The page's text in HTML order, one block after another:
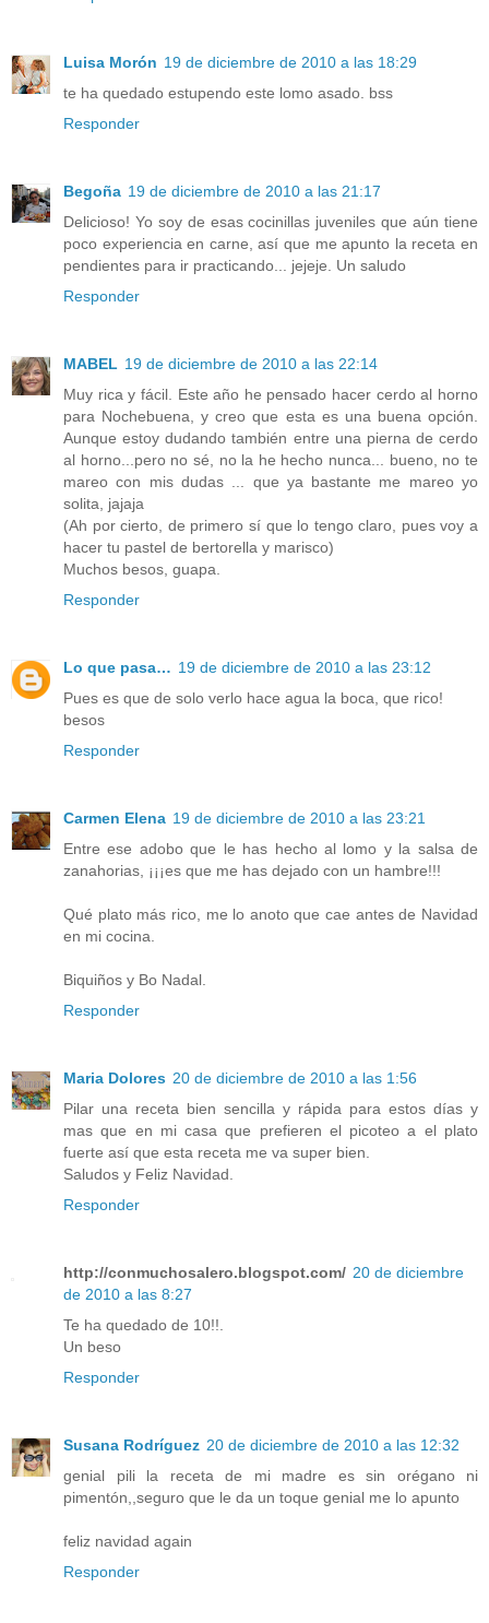
Luisa Morón 19 de diciembre de 2010 a las 18:29
te ha quedado estupendo este lomo asado. bss
Responder
Begoña 19 de diciembre de 2010 a las 21:17
Delicioso! Yo soy de esas cocinillas juveniles que aún tiene
poco experiencia en carne, así que me apunto la receta en
pendientes para ir practicando... jejeje. Un saludo
Responder
MABEL 19 de diciembre de 2010 a las 22:14
Muy rica y fácil. Este año he pensado hacer cerdo al horno
para Nochebuena, y creo que esta es una buena opción.
Aunque estoy dudando también entre una pierna de cerdo
al horno...pero no sé, no la he hecho nunca... bueno, no te
mareo con mis dudas ... que ya bastante me mareo yo
solita, jajaja
(Ah por cierto, de primero sí que lo tengo claro, pues voy a
hacer tu pastel de bertorella y marisco)
Muchos besos, guapa.
Responder
Lo que pasa… 19 de diciembre de 2010 a las 23:12
Pues es que de solo verlo hace agua la boca, que rico!
besos
Responder
Carmen Elena 19 de diciembre de 2010 a las 23:21
Entre ese adobo que le has hecho al lomo y la salsa de
zanahorias, ¡¡¡es que me has dejado con un hambre!!!
Qué plato más rico, me lo anoto que cae antes de Navidad
en mi cocina.
Biquiños y Bo Nadal.
Responder
Maria Dolores 20 de diciembre de 2010 a las 1:56
Pilar una receta bien sencilla y rápida para estos días y
mas que en mi casa que prefieren el picoteo a el plato
fuerte así que esta receta me va super bien.
Saludos y Feliz Navidad.
Responder
http://conmuchosalero.blogspot.com/ 20 de diciembre
de 2010 a las 8:27
Te ha quedado de 10!!.
Un beso
Responder
Susana Rodríguez 20 de diciembre de 2010 a las 12:32
genial pili la receta de mi madre es sin orégano ni
pimentón,,seguro que le da un toque genial me lo apunto
feliz navidad again
Responder